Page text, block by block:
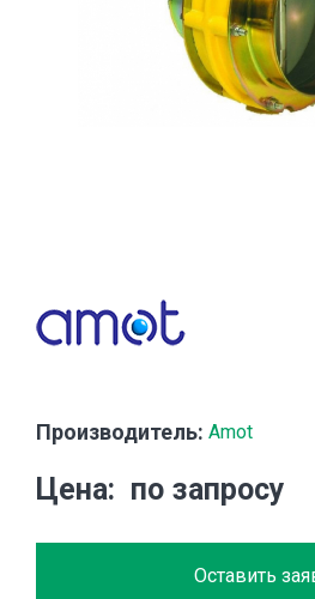
Производитель: Amot
Цена по запросу
Оставить